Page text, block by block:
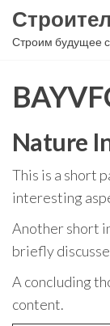
Перейти
Строим будущее
Nature
This is a short
interesting
Another short
briefly
A concluding
content.